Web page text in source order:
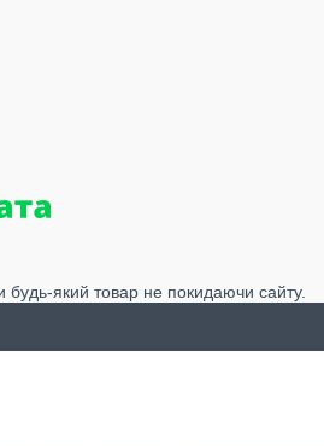
будь-який товар не покидаючи сайту.